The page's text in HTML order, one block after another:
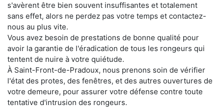
s'avèrent être bien souvent insuffisantes et totalement
sans effet, alors ne perdez pas votre temps et contactez-
nous au plus vite.
Vous avez besoin de prestations de bonne qualité pour
avoir la garantie de l'éradication de tous les rongeurs qui
tentent de nuire à votre quiétude.
À Saint-Front-de-Pradoux, nous prenons soin de vérifier
l'état des protes, des fenêtres, et des autres ouvertures de
votre demeure, pour assurer votre défense contre toute
tentative d'intrusion des rongeurs.